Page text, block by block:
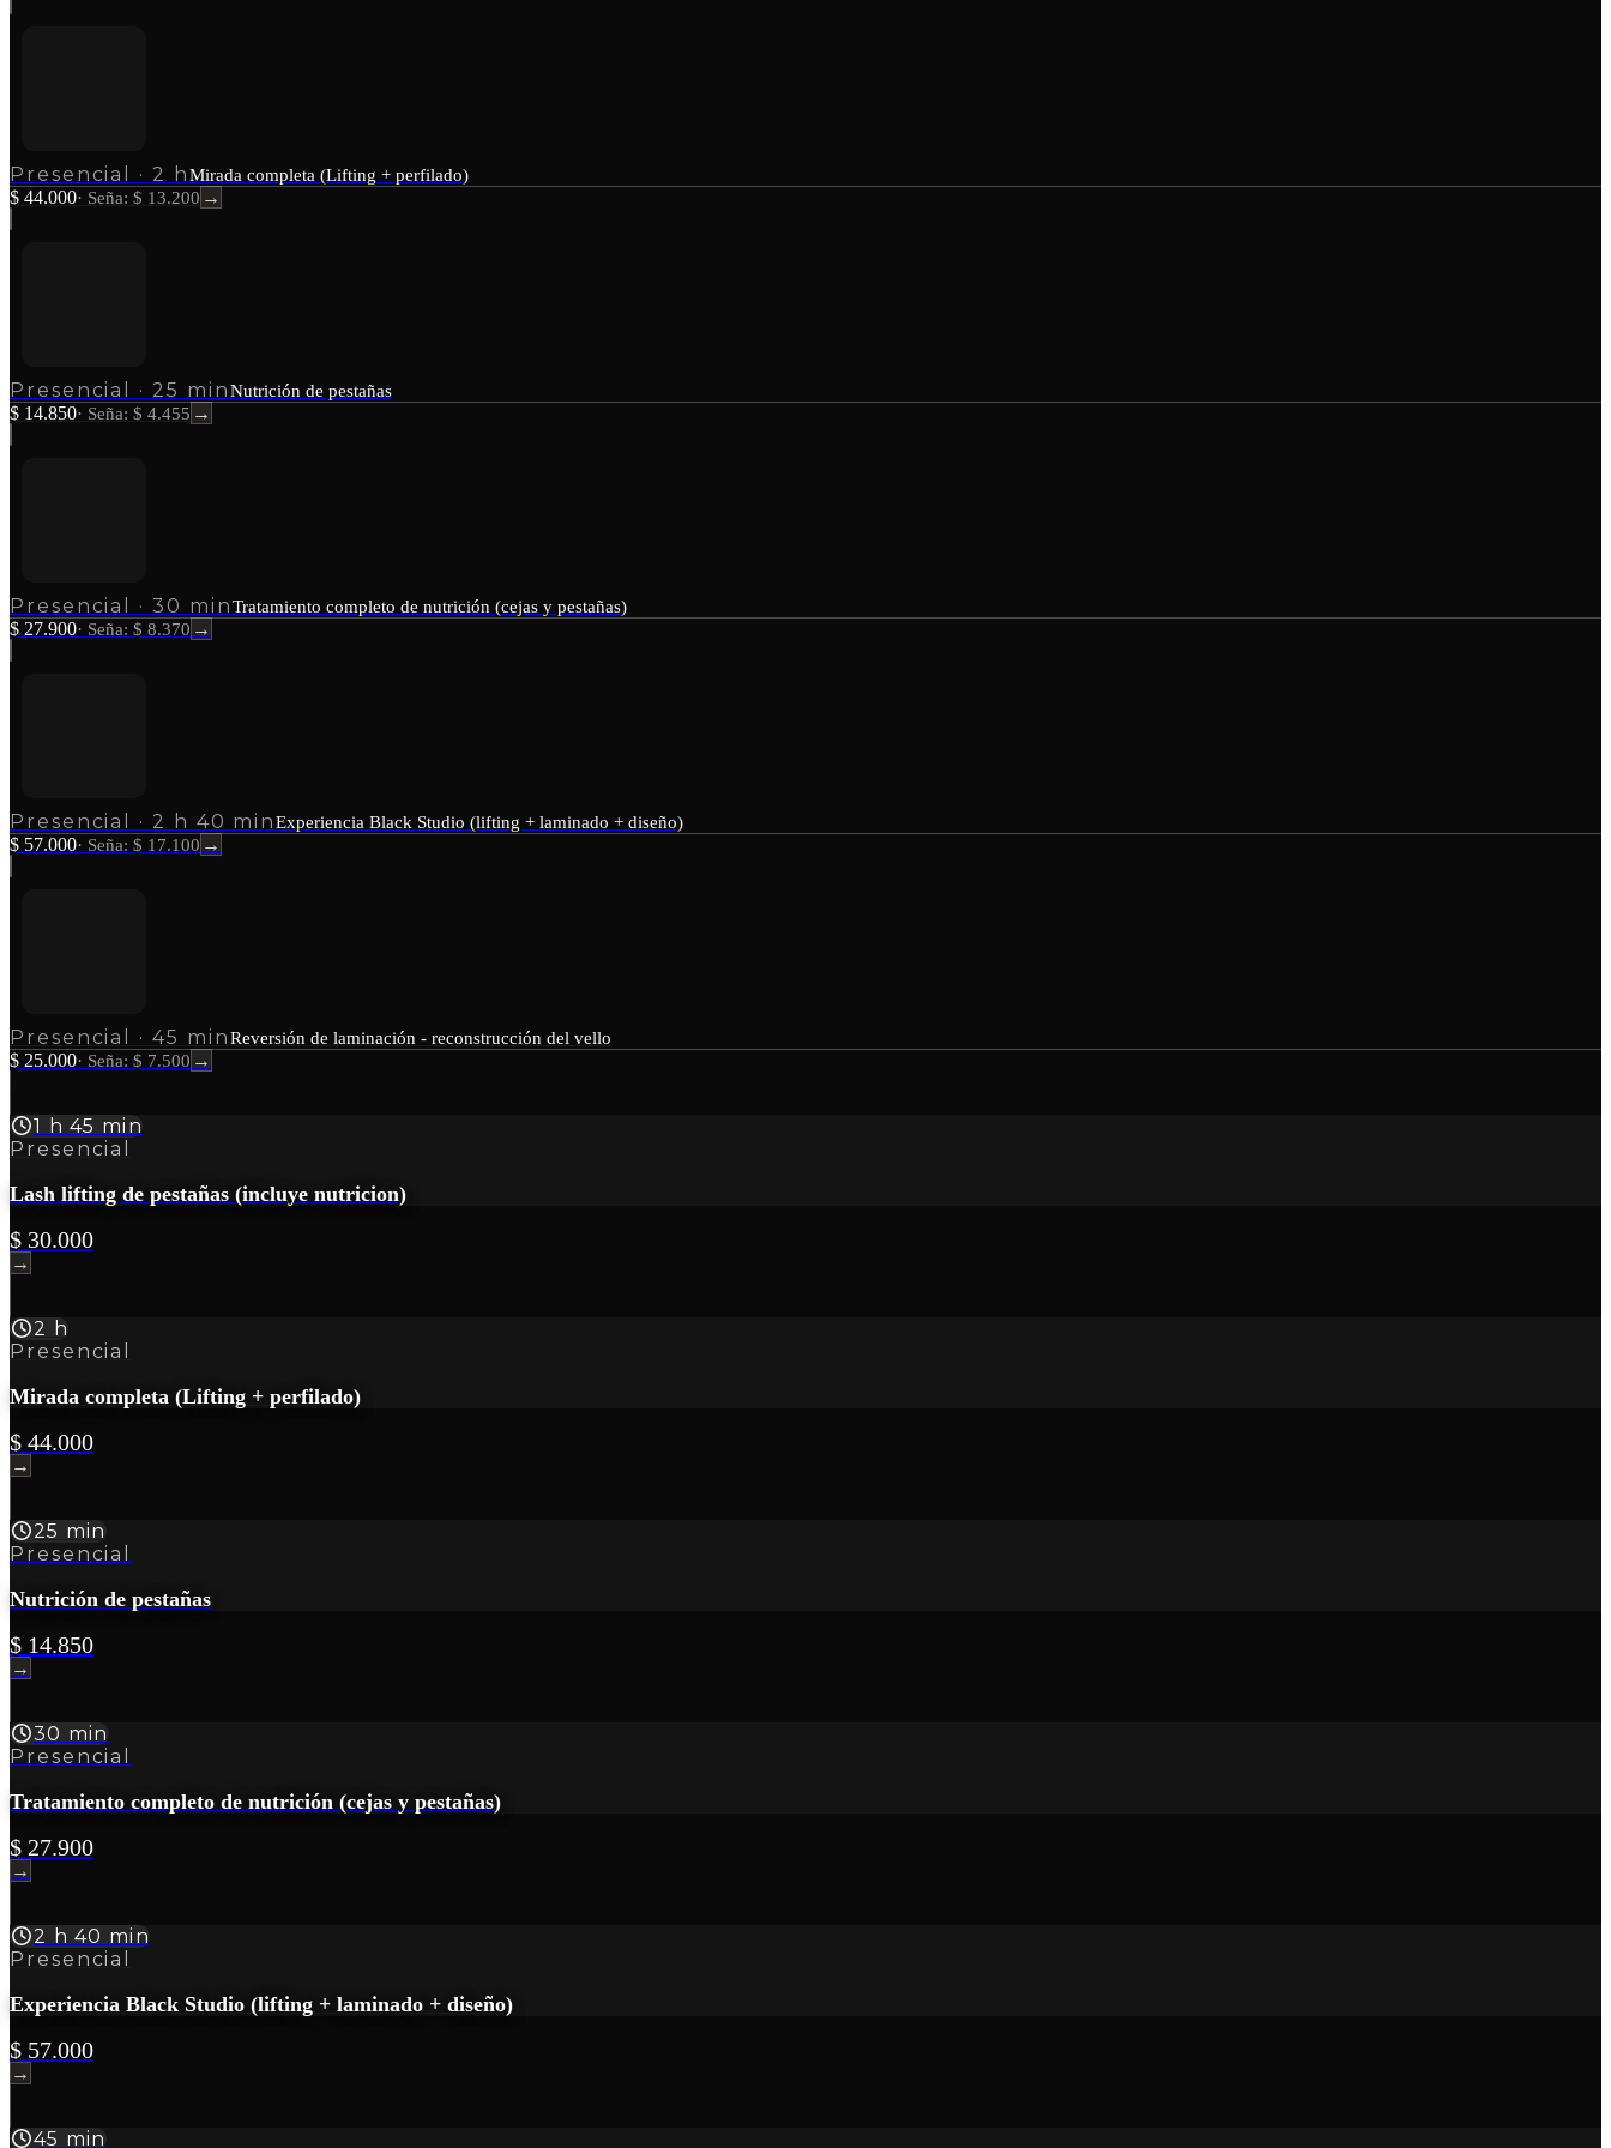
Presencial · 2 hMirada completa (Lifting + perfilado)
$ 44.000· Seña: $ 13.200 →
Presencial · 25 minNutrición de pestañas
$ 14.850· Seña: $ 4.455 →
Presencial · 30 minTratamiento completo de nutrición (cejas y pestañas)
$ 27.900· Seña: $ 8.370 →
Presencial · 2 h 40 minExperiencia Black Studio (lifting + laminado + diseño)
$ 57.000· Seña: $ 17.100 →
Presencial · 45 minReversión de laminación - reconstrucción del vello
$ 25.000· Seña: $ 7.500 →
1 h 45 min
Presencial
Lash lifting de pestañas (incluye nutricion)
$ 30.000
→
2 h
Presencial
Mirada completa (Lifting + perfilado)
$ 44.000
→
25 min
Presencial
Nutrición de pestañas
$ 14.850
→
30 min
Presencial
Tratamiento completo de nutrición (cejas y pestañas)
$ 27.900
→
2 h 40 min
Presencial
Experiencia Black Studio (lifting + laminado + diseño)
$ 57.000
→
45 min